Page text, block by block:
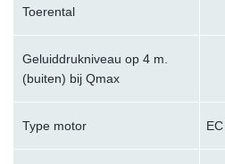
Toerental
Geluiddrukniveau op 4 m.
(buiten) bij Qmax
Type motor